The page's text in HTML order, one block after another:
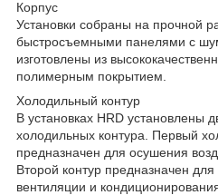
Корпус
Установки собраны на прочной
быстросъемными панелями с
изготовлены из
полимерным покрытием.
Холодильный контур
В установках HRD установлены
холодильных контура. Первый
предназначен для осушения
Второй контур предназначен
вентиляции и